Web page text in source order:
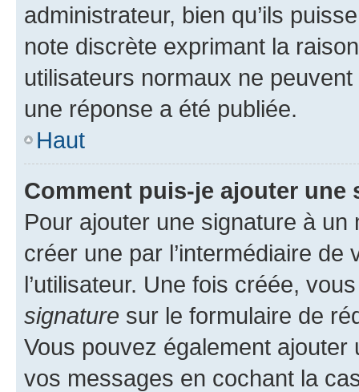
administrateur, bien qu’ils
note discrète exprimant la
utilisateurs normaux ne
une réponse a été publiée.
Haut
Comment puis-je ajouter une
Pour ajouter une signature à un
créer une par l’intermédiaire
l’utilisateur. Une fois créée,
signature sur le formulaire de
Vous pouvez également
vos messages en cochant la